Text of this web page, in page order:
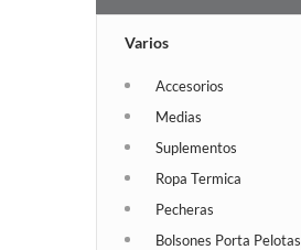
Varios
Accesorios
Medias
Suplementos
Ropa Termica
Pecheras
Bolsones Porta Pelotas